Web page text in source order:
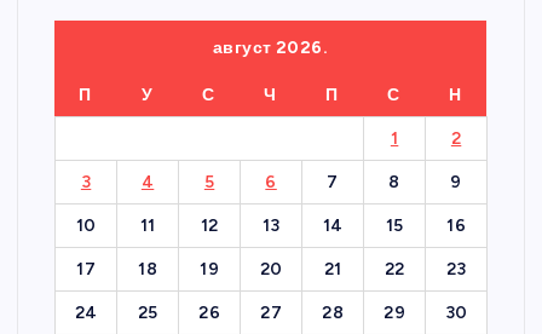
август 2026.
П У С Ч П С Н
1 2
3 4 5 6 7 8 9
10 11 12 13 14 15 16
17 18 19 20 21 22 23
24 25 26 27 28 29 30